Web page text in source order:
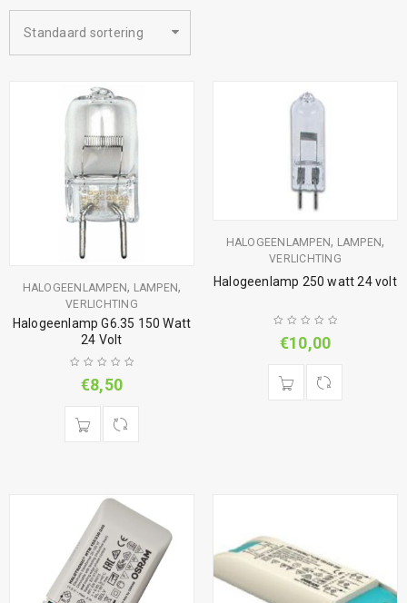
Standaard sortering
HALOGEENLAMPEN, LAMPEN,
VERLICHTING
Halogeenlamp G6.35 150 Watt
24 Volt
€8,50
HALOGEENLAMPEN, LAMPEN,
VERLICHTING
Halogeenlamp 250 watt 24 volt
€10,00